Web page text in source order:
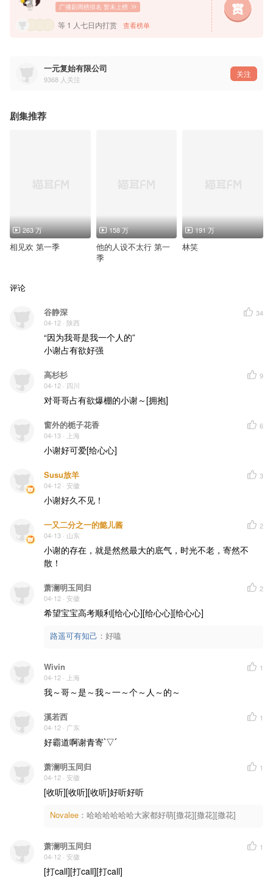
——猫耳FM独家播出，付费内容禁止二改、二传及商用——
广播剧周榜排名 暂未上榜
等 1 人七日内打赏 查看榜单
一元复始有限公司
9368 人关注
关注
剧集推荐
263 万
相见欢 第一季
158 万
他的人设不太行 第一
季
191 万
林笑
评论
谷静深
04-12 · 陕西
34
“因为我哥是我一个人的”
小谢占有欲好强
高杉杉
04-12 · 四川
9
对哥哥占有欲爆棚的小谢～[拥抱]
窗外的栀子花香
04-13 · 上海
6
小谢好可爱[给心心]
Susu放羊
04-12 · 安徽
3
小谢好久不见！
一又二分之一的懿儿酱
04-13 · 山东
2
小谢的存在，就是然然最大的底气，时光不老，寄然不
散！
萧澜明玉同归
04-12 · 安徽
2
希望宝宝高考顺利[给心心][给心心][给心心]
路遥可有知己 ： 好嗑
Wivin
04-12 · 上海
1
我～哥～是～我～一～个～人～的～
溪若西
04-12 · 广东
1
好霸道啊谢青寄ˋ▽ˊ
萧澜明玉同归
04-12 · 安徽
1
[收听][收听][收听]好听好听
Novalee ： 哈哈哈哈哈哈大家都好萌[撒花][撒花][撒花]
萧澜明玉同归
04-12 · 安徽
1
[打call][打call][打call]